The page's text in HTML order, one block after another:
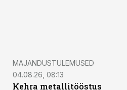
MAJANDUSTULEMUSED
04.08.26, 08:13
Kehra metallitööstus